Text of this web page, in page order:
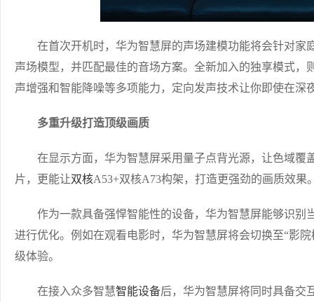
在首次开机时，华为智慧屏的声场建模功能将会针对家
声场模型，并匹配最佳的音场方案。全新加入的独享模式，
声增强和智能降噪等多项能力，定向发声技术让你即使在深
多重升级打造顶级画质
在显示方面，华为智慧屏采用量子点背光源，让色域覆
片，更能让双核A53+双核A73构架，打造更强劲的画质效果
作为一款具备强悍智能性的设备，华为智慧屏能够识别
进行优化。例如在观看电影时，华为智慧屏将会切换至“影
级体验。
在接入众多智慧智能设备后，华为智慧屏将同时具备交